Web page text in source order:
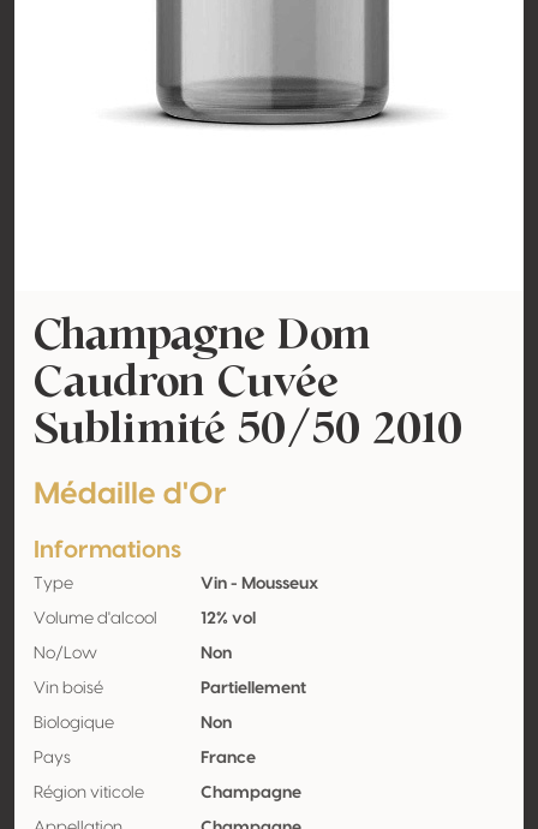
Champagne Dom
Caudron Cuvée
Sublimité 50/50 2010
Médaille d'Or
Informations
Type Vin - Mousseux
Volume d'alcool 12% vol
No/Low Non
Vin boisé Partiellement
Biologique Non
Pays France
Région viticole Champagne